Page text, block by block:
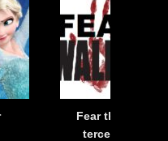
Fear the
terceira